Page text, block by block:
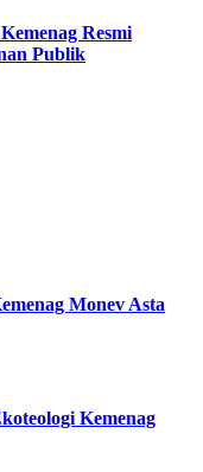
Resmi
Publik
Monev Asta
Kemenag